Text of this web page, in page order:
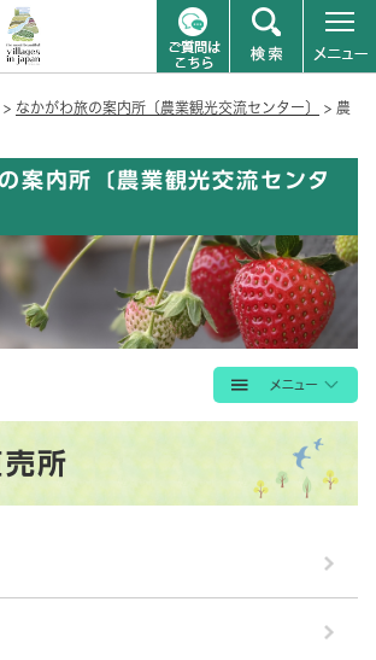
> なかがわ旅の案内所〔農業観光交流センター〕 > 農
案内所〔農業観光交流センタ
所